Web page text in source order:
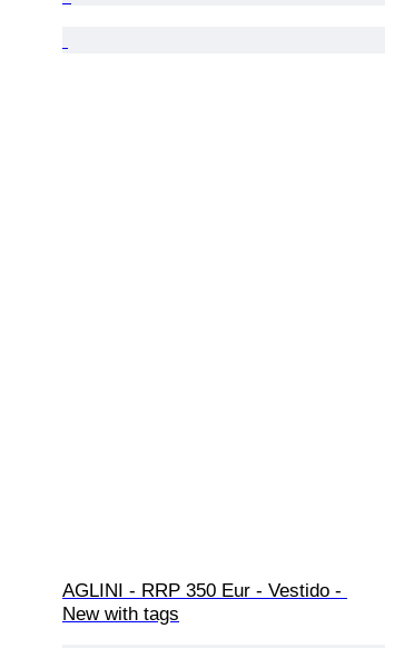
AGLINI - RRP 350 Eur - Vestido -
New with tags